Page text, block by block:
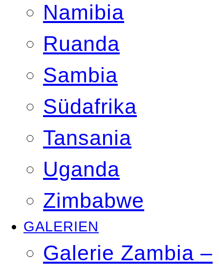
Namibia
Ruanda
Sambia
Südafrika
Tansania
Uganda
Zimbabwe
GALERIEN
Galerie Zambia –